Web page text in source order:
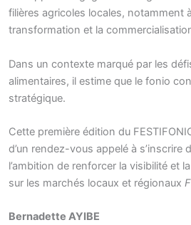
filières agricoles locales, notamment
transformation et la
Dans un contexte marqué par les
alimentaires, il estime que le fonio
stratégique.
Cette première édition du
d’un rendez-vous appelé à s’inscrire
l’ambition de renforcer la visibilité et
sur les marchés locaux et régionaux
Bernadette AYIBE